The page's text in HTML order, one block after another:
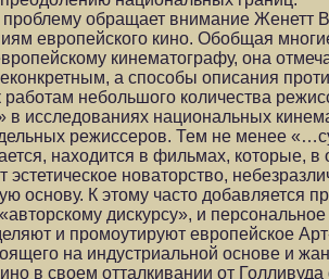
обращает внимание Женетт
европейского кино. Обобщая
кинематографу, она
а способы описания
работам небольшого количества
в исследованиях национальных
режиссеров. Тем не менее
находится в фильмах, которые,
эстетическое новаторство,
основу. К этому часто добавляется
дискурсу», и
и промоутируют европейское
на индустриальной основе и
в своем отталкивании от